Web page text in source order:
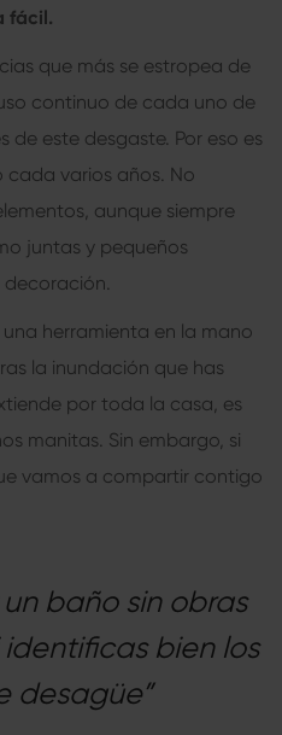
fácil.
que más se estropea de
continuo de cada uno de
de este desgaste. Por eso es
varios años. No
aunque siempre
juntas y pequeños
herramienta en la mano
la inundación que has
por toda la casa, es
manitas. Sin embargo, si
vamos a compartir contigo
baño sin obras
identificas bien los
desagüe”